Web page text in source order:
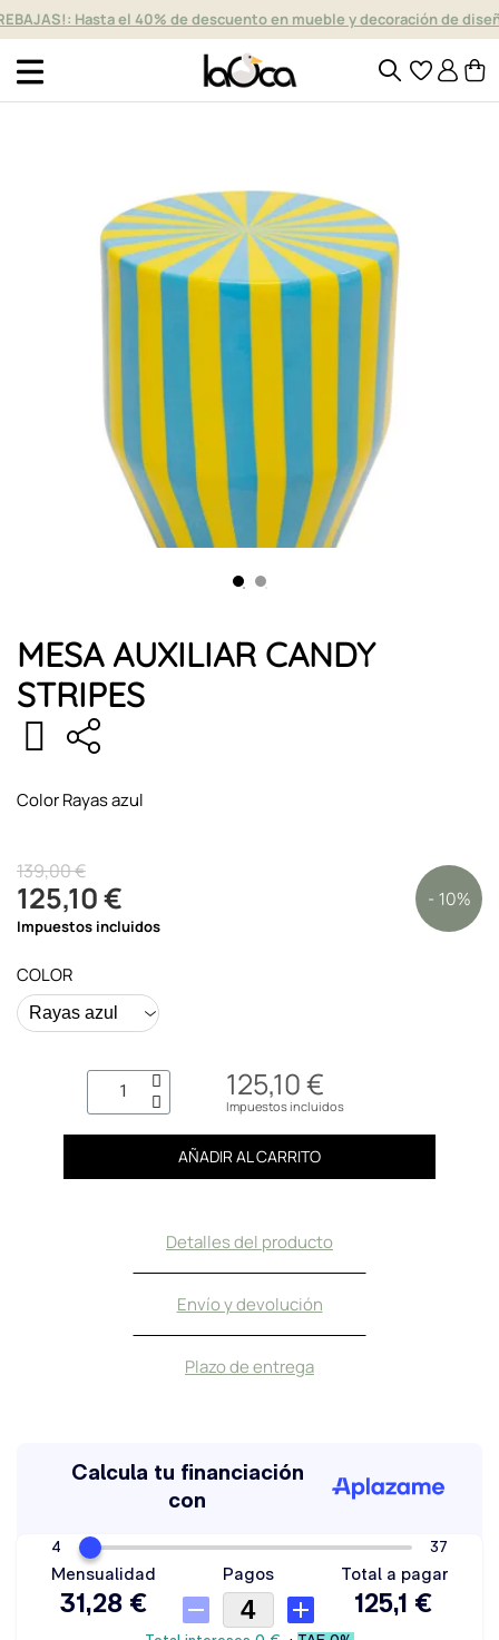
Hasta el 40% de descuento en mueble y decoración de
MESA AUXILIAR CANDY
STRIPES
Color Rayas azul
139,00 €
125,10 € - 10%
Impuestos incluidos
COLOR
125,10 €
Impuestos incluidos
AÑADIR AL CARRITO
Detalles del producto
Envío y devolución
Plazo de entrega